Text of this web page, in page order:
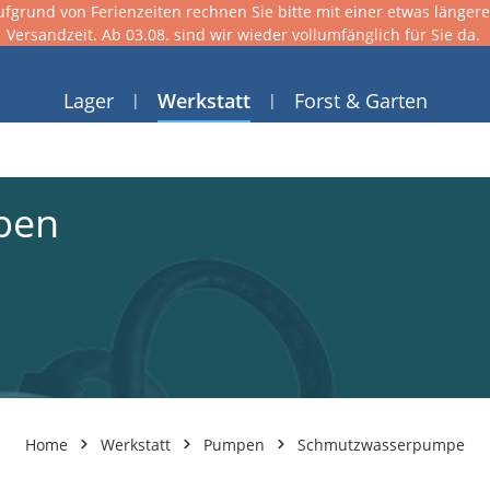
von Ferienzeiten rechnen Sie bitte mit einer etwas
Versandzeit. Ab 03.08. sind wir wieder vollumfänglich für Sie da.
Lager Werkstatt Forst & Garten
Home Werkstatt Pumpen Schmutzwasserpumpe